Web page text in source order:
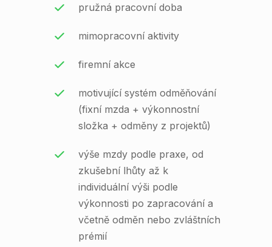
pružná pracovní doba
mimopracovní aktivity
firemní akce
motivující systém odměňování
(fixní mzda + výkonnostní
složka + odměny z projektů)
výše mzdy podle praxe, od
zkušební lhůty až k
individuální výši podle
výkonnosti po zapracování a
včetně odměn nebo zvláštních
prémií